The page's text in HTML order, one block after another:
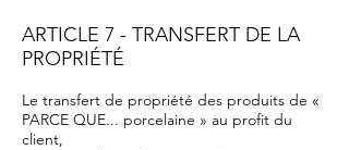
ARTICLE 7 - TRANSFERT DE LA
PROPRIÉTÉ
Le transfert de propriété des produits de «
PARCE QUE... porcelaine » au profit du
client,